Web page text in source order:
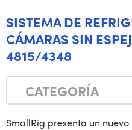
SISTEMA DE
CÁMARAS SIN
4815/4348
CATEGORÍA
SmallRig presenta un nuevo